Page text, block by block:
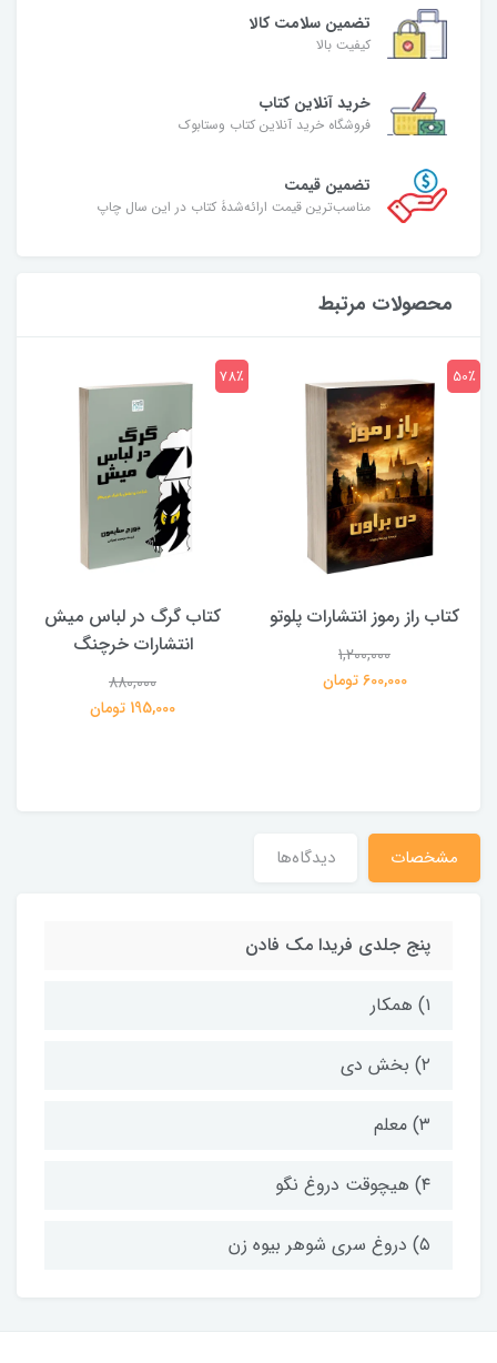
تضمین سلامت کالا
کیفیت بالا
خرید آنلاین کتاب
فروشگاه خرید آنلاین کتاب وستابوک
تضمین قیمت
مناسب‌ترین قیمت ارائه‌شدۀ کتاب در این سال چاپ
محصولات مرتبط
کتاب راز رموز انتشارات پلوتو
1,200,000
600,000 تومان
50٪
کتاب گرگ در لباس میش
انتشارات خرچنگ
880,000
195,000 تومان
78٪
مشخصات دیدگاه‌ها
پنج جلدی فریدا مک فادن
۱) همکار
۲) بخش دی
۳) معلم
۴) هیچوقت دروغ نگو
۵) دروغ سری شوهر بیوه زن